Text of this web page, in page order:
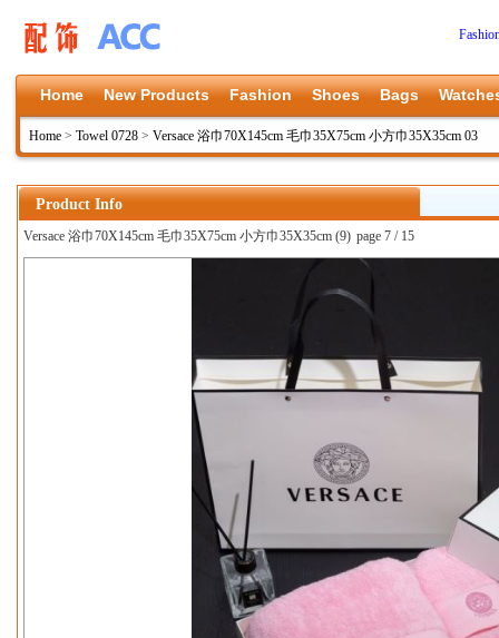
Home New Products Fashion Shoes Bags
Home > Towel 0728 > Versace 浴巾70X145cm 毛巾35X75cm 小方巾35X35cm 03
Product Info
Versace 浴巾70X145cm 毛巾35X75cm 小方巾35X35cm (9) page 7 / 15